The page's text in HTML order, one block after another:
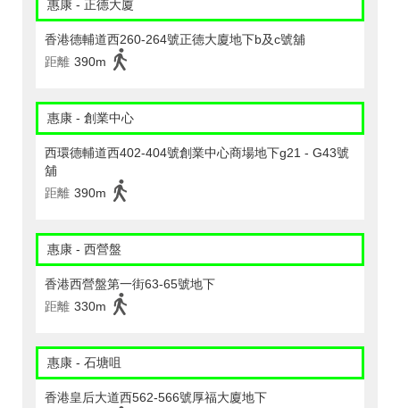
惠康 - 正德大廈
香港德輔道西260-264號正德大廈地下b及c號舖
距離 390m
惠康 - 創業中心
西環德輔道西402-404號創業中心商場地下g21 - G43號
舖
距離 390m
惠康 - 西營盤
香港西營盤第一街63-65號地下
距離 330m
惠康 - 石塘咀
香港皇后大道西562-566號厚福大廈地下